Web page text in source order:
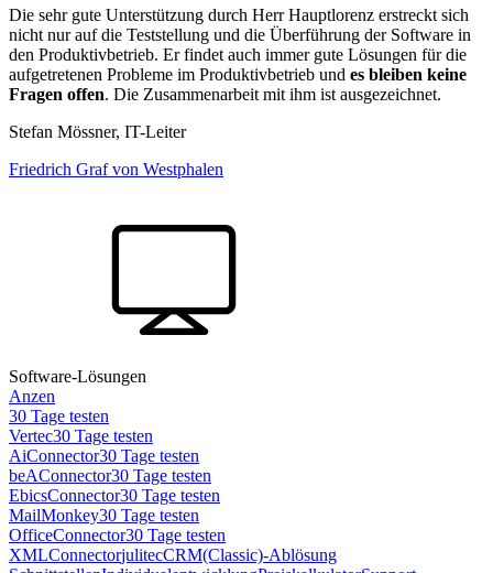
Die sehr gute Unterstützung durch Herr Hauptlorenz erstreckt sich
nicht nur auf die Teststellung und die Überführung der Software in
den Produktivbetrieb. Er findet auch immer gute Lösungen für die
aufgetretenen Probleme im Produktivbetrieb und es bleiben keine
Fragen offen. Die Zusammenarbeit mit ihm ist ausgezeichnet.
Stefan Mössner, IT-Leiter
Friedrich Graf von Westphalen
Software-Lösungen
Anzen
30 Tage testen
Vertec30 Tage testen
AiConnector30 Tage testen
beAConnector30 Tage testen
EbicsConnector30 Tage testen
MailMonkey30 Tage testen
OfficeConnector30 Tage testen
XMLConnectorjulitecCRM(Classic)-Ablösung